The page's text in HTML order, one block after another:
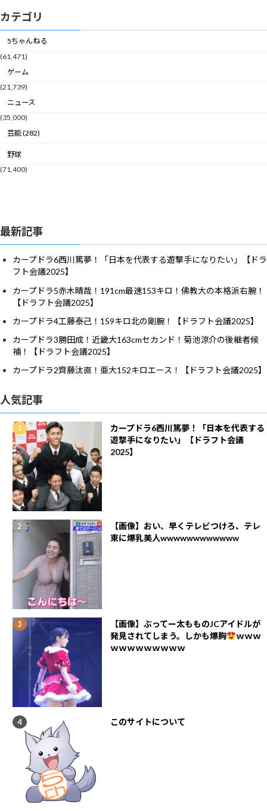
カテゴリ
5ちゃんねる
(61,471)
ゲーム
(21,739)
ニュース
(35,000)
芸能 (282)
野球
(71,400)
最新記事
カープドラ6西川篤夢！「日本を代表する遊撃手になりたい」【ドラ
フト会議2025】
カープドラ5赤木晴哉！191cm最速153キロ！佛教大の本格派右腕！
【ドラフト会議2025】
カープドラ4工藤泰己！159キロ北の剛腕！【ドラフト会議2025】
カープドラ3勝田成！近畿大163cmセカンド！菊池涼介の後継者候
補！【ドラフト会議2025】
カープドラ2齊藤汰直！亜大152キロエース！【ドラフト会議2025】
人気記事
カープドラ6西川篤夢！「日本を代表する
遊撃手になりたい」【ドラフト会議
2025】
【画像】おい、早くテレビつけろ、テレ
東に爆乳美人wwwwwwwwwwww
【画像】ぶってー太もものJCアイドルが
発見されてしまう。しかも爆胸
ｗｗｗ
ｗｗｗｗｗｗｗｗｗ
このサイトについて